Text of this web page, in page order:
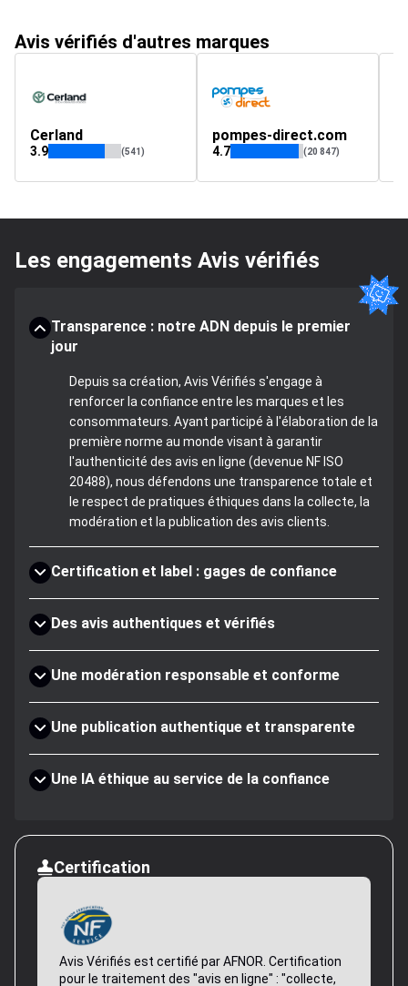
Avis vérifiés d'autres marques
Cerland
3.9 (541)
pompes-direct.com
4.7 (20 847)
Les engagements Avis vérifiés
Transparence : notre ADN depuis le premier
jour
Depuis sa création, Avis Vérifiés s'engage à
renforcer la confiance entre les marques et les
consommateurs. Ayant participé à l'élaboration de la
première norme au monde visant à garantir
l'authenticité des avis en ligne (devenue NF ISO
20488), nous défendons une transparence totale et
le respect de pratiques éthiques dans la collecte, la
modération et la publication des avis clients.
Certification et label : gages de confiance
Des avis authentiques et vérifiés
Une modération responsable et conforme
Une publication authentique et transparente
Une IA éthique au service de la confiance
Certification
Avis Vérifiés est certifié par AFNOR. Certification
pour le traitement des "avis en ligne" : "collecte,